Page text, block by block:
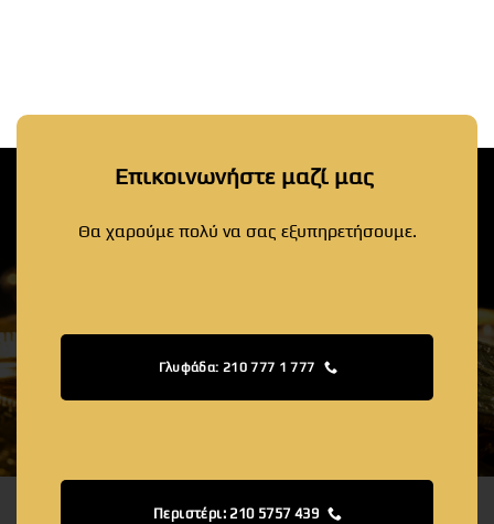
Επικοινωνήστε μαζί μας
Θα χαρούμε πολύ να σας εξυπηρετήσουμε.
Γλυφάδα: 210 777 1 777
Περιστέρι: 210 5757 439